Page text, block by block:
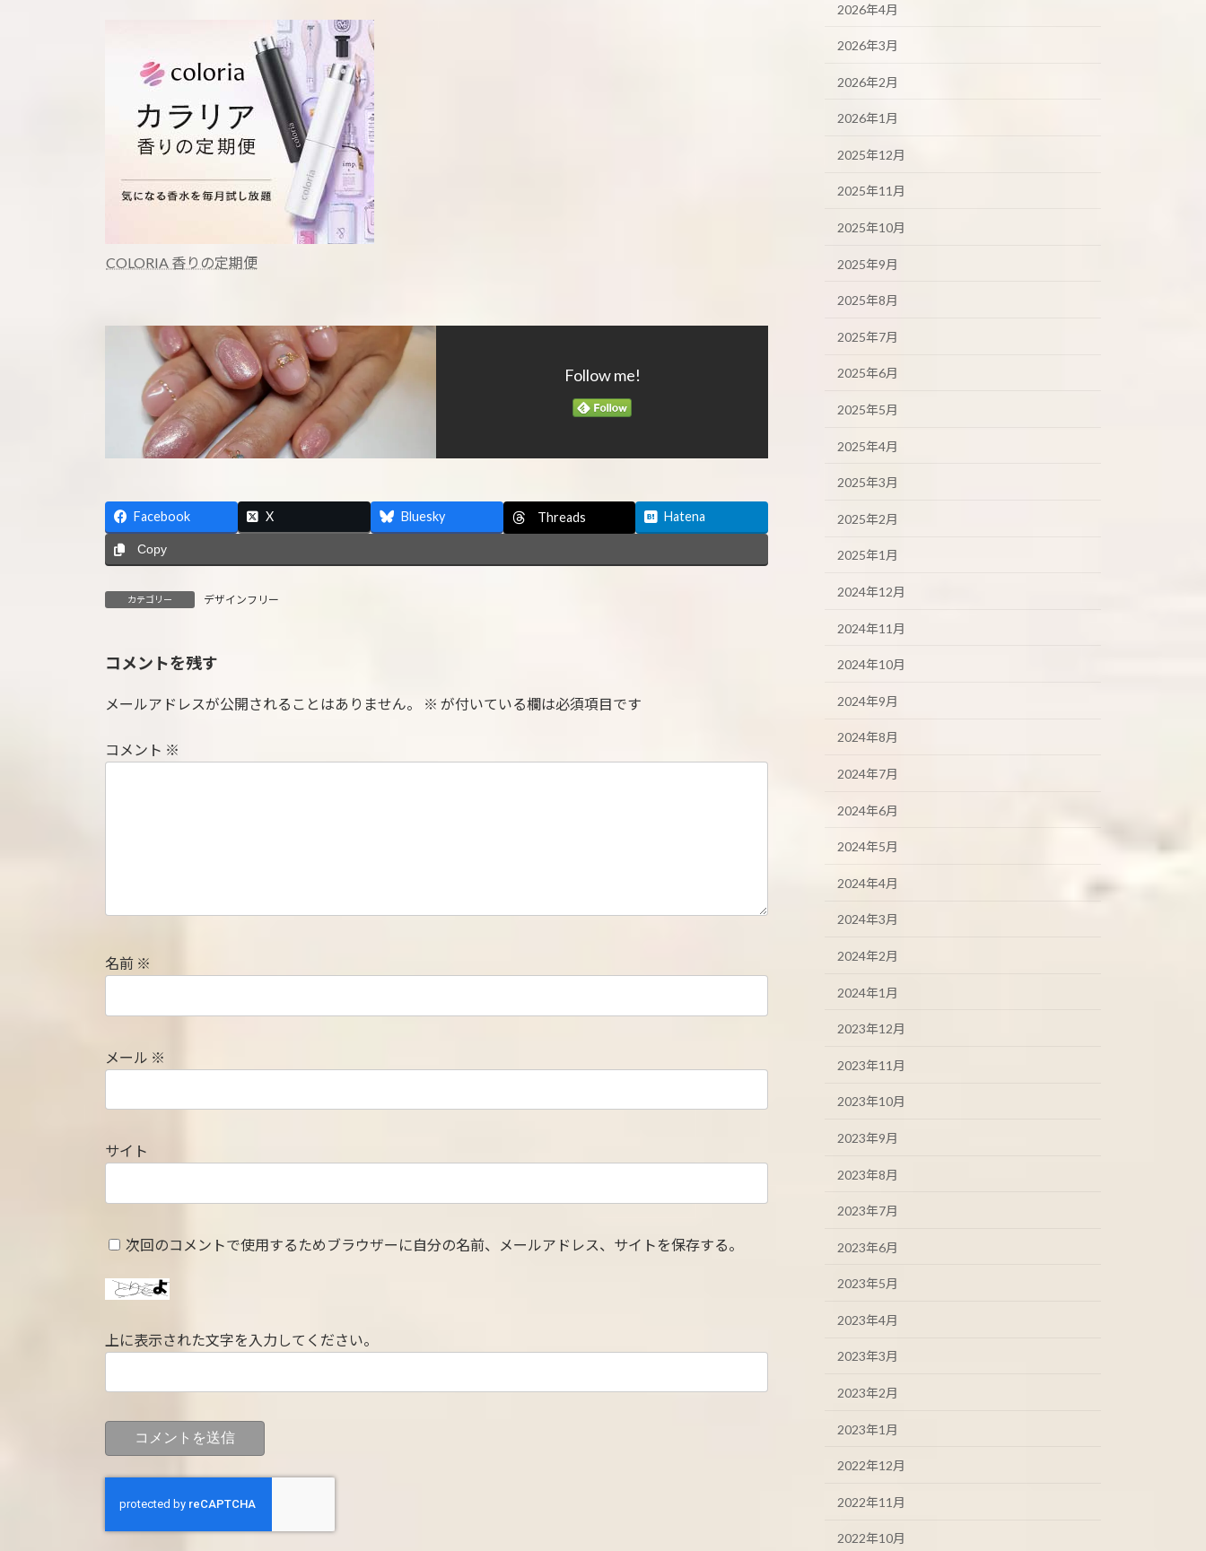
COLORIA 香りの定期便
Follow me!
Facebook X Bluesky Threads Hatena
Copy
カテゴリー デザインフリー
コメントを残す
メールアドレスが公開されることはありません。 ※ が付いている欄は必須項目です
コメント ※
名前 ※
メール ※
サイト
次回のコメントで使用するためブラウザーに自分の名前、メールアドレス、サイトを保存する。
上に表示された文字を入力してください。
2026年4月
2026年3月
2026年2月
2026年1月
2025年12月
2025年11月
2025年10月
2025年9月
2025年8月
2025年7月
2025年6月
2025年5月
2025年4月
2025年3月
2025年2月
2025年1月
2024年12月
2024年11月
2024年10月
2024年9月
2024年8月
2024年7月
2024年6月
2024年5月
2024年4月
2024年3月
2024年2月
2024年1月
2023年12月
2023年11月
2023年10月
2023年9月
2023年8月
2023年7月
2023年6月
2023年5月
2023年4月
2023年3月
2023年2月
2023年1月
2022年12月
2022年11月
2022年10月